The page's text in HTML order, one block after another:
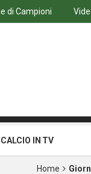
di Campioni
CALCIO IN TV
Home